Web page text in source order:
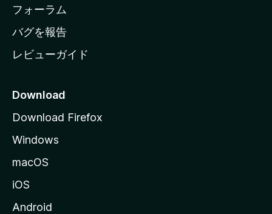
ジ
へ
フォーラム
バグを報告
レビューガイド
Download
Download Firefox
Windows
macOS
iOS
Android